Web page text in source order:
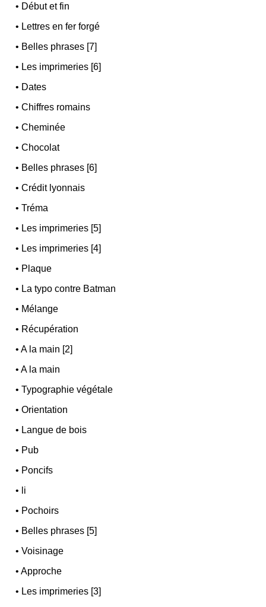
• Début et fin
• Lettres en fer forgé
• Belles phrases [7]
• Les imprimeries [6]
• Dates
•Chiffres romains
•Cheminée
•Chocolat
• Belles phrases [6]
•Crédit lyonnais
•Tréma
• Les imprimeries [5]
• Les imprimeries [4]
• Plaque
• La typo contre Batman
• Mélange
• Récupération
•A la main [2]
•A la main
•Typographie végétale
•Orientation
• Langue de bois
• Pub
• Poncifs
• li
• Pochoirs
• Belles phrases [5]
•Voisinage
•Approche
• Les imprimeries [3]